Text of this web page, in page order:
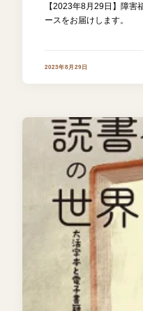
【2023年8月29日】障害
ースをお届けします。
2023年8月29日